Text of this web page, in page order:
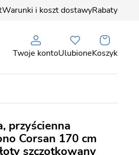
Warunki i koszt dostawyRabaty
Twoje kontoUlubioneKoszyk
przyścienna
Corsan 170 cm
szczotkowany